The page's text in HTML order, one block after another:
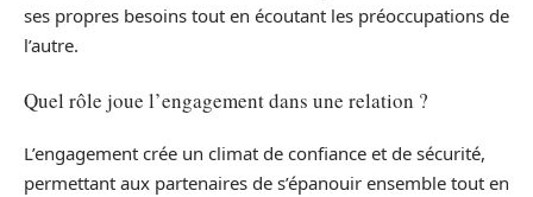
ses propres besoins tout en écoutant les préoccupations de
l’autre.
Quel rôle joue l’engagement dans une relation ?
L’engagement crée un climat de confiance et de sécurité,
permettant aux partenaires de s’épanouir ensemble tout en